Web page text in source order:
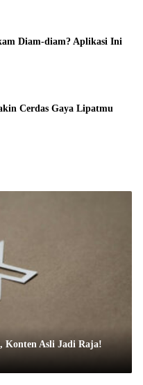
Diam-diam? Aplikasi Ini
Cerdas Gaya Lipatmu
Konten Asli Jadi Raja!